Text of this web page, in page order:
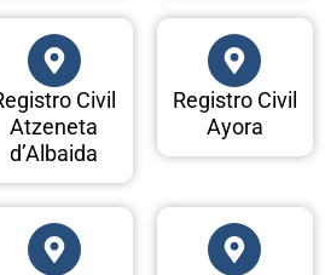
Civil
Atzeneta
d’Albaida
Registro Civil
Ayora